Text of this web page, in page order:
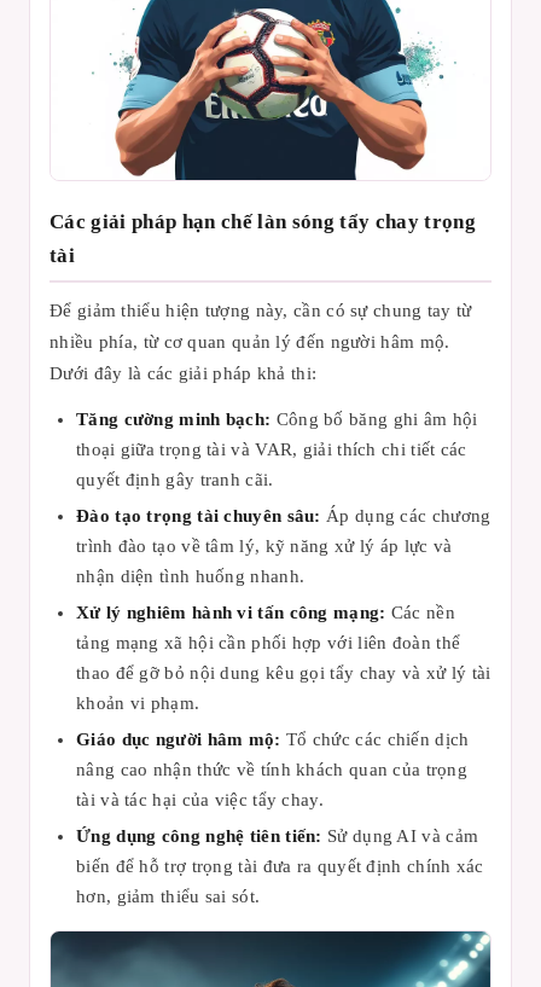
Các giải pháp hạn chế làn sóng tẩy chay trọng
tài
Để giảm thiểu hiện tượng này, cần có sự chung tay từ
nhiều phía, từ cơ quan quản lý đến người hâm mộ.
Dưới đây là các giải pháp khả thi:
Tăng cường minh bạch: Công bố băng ghi âm hội
thoại giữa trọng tài và VAR, giải thích chi tiết các
quyết định gây tranh cãi.
Đào tạo trọng tài chuyên sâu: Áp dụng các chương
trình đào tạo về tâm lý, kỹ năng xử lý áp lực và
nhận diện tình huống nhanh.
Xử lý nghiêm hành vi tấn công mạng: Các nền
tảng mạng xã hội cần phối hợp với liên đoàn thể
thao để gỡ bỏ nội dung kêu gọi tẩy chay và xử lý tài
khoản vi phạm.
Giáo dục người hâm mộ: Tổ chức các chiến dịch
nâng cao nhận thức về tính khách quan của trọng
tài và tác hại của việc tẩy chay.
Ứng dụng công nghệ tiên tiến: Sử dụng AI và cảm
biến để hỗ trợ trọng tài đưa ra quyết định chính xác
hơn, giảm thiểu sai sót.